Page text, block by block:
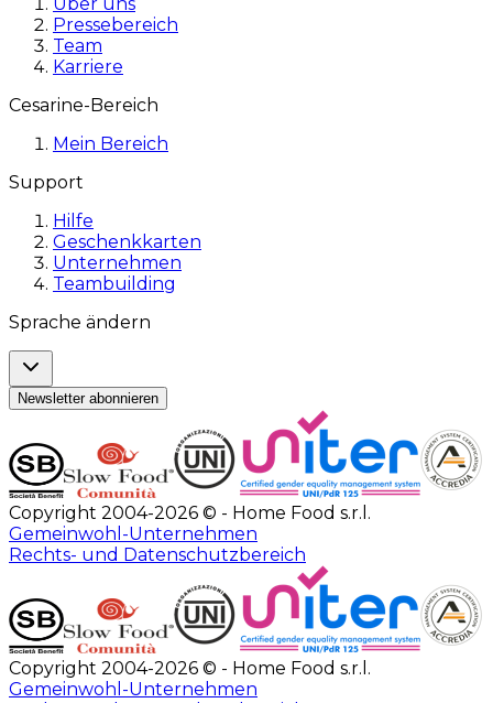
Pressebereich
Team
Karriere
Cesarine-Bereich
Mein Bereich
Support
Hilfe
Geschenkkarten
Unternehmen
Teambuilding
Sprache ändern
Newsletter abonnieren
Copyright 2004-2026 © - Home Food s.r.l.
Gemeinwohl-Unternehmen
Rechts- und Datenschutzbereich
Copyright 2004-2026 © - Home Food s.r.l.
Gemeinwohl-Unternehmen